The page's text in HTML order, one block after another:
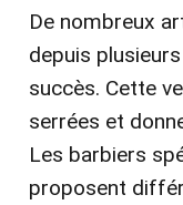
De nombreux
depuis
succès. Cette
serrées et
Les barbiers
proposent